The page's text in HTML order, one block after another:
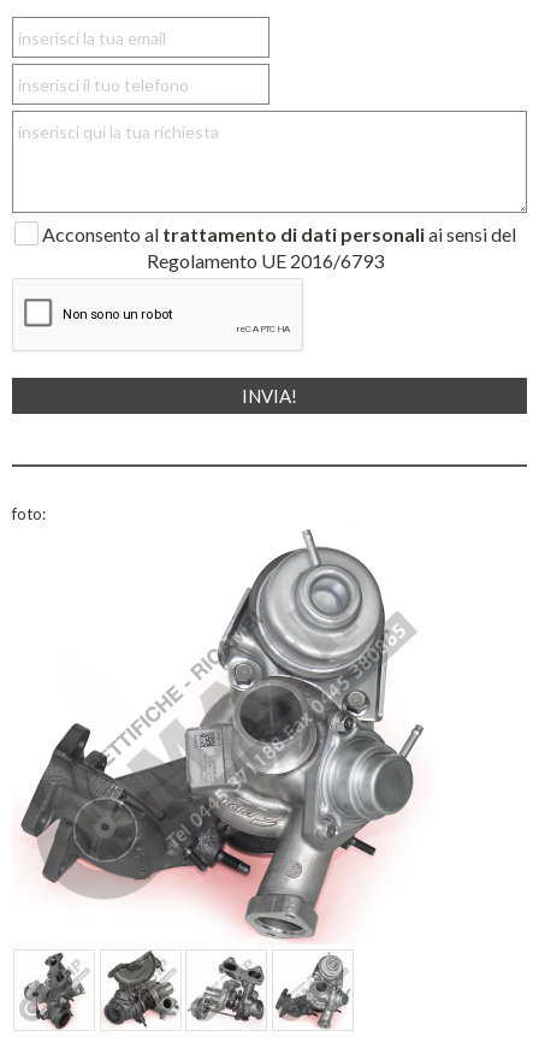
Acconsento al trattamento di dati personaliai sensi del
Regolamento UE 2016/6793
foto: